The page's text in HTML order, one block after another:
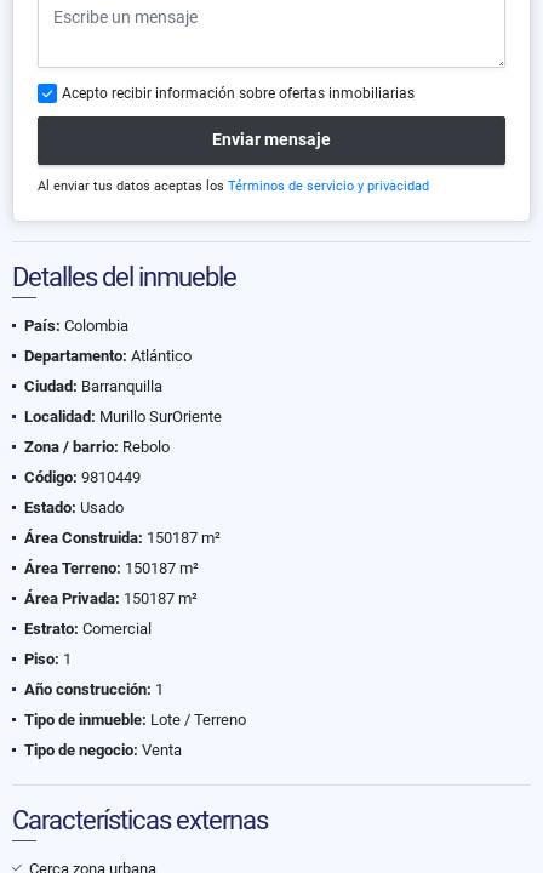
Acepto recibir información sobre ofertas inmobiliarias
Enviar mensaje
Al enviar tus datos aceptas los Términos de servicio y privacidad
Detalles del inmueble
País: Colombia
Departamento: Atlántico
Ciudad: Barranquilla
Localidad: Murillo SurOriente
Zona / barrio: Rebolo
Código: 9810449
Estado: Usado
Área Construida: 150187 m²
Área Terreno: 150187 m²
Área Privada: 150187 m²
Estrato: Comercial
Piso: 1
Año construcción: 1
Tipo de inmueble: Lote / Terreno
Tipo de negocio: Venta
Características externas
Cerca zona urbana